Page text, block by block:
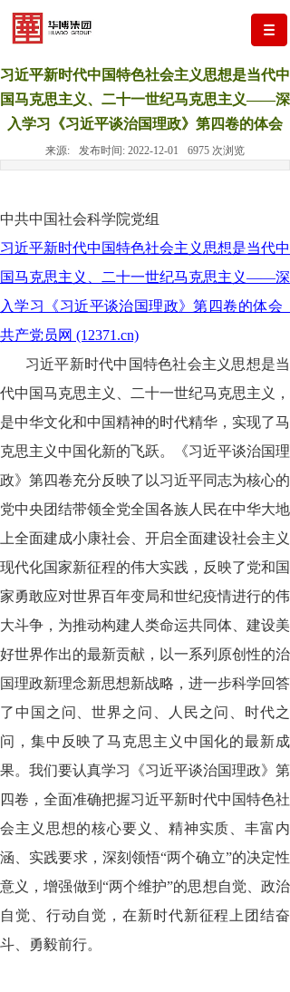
习近平新时代中国特色社会主义思想是当代中
国马克思主义、二十一世纪马克思主义——深
入学习《习近平谈治国理政》第四卷的体会
来源: 发布时间: 2022-12-01 6975 次浏览
中共中国社会科学院党组
习近平新时代中国特色社会主义思想是当代中
国马克思主义、二十一世纪马克思主义——深
入学习《习近平谈治国理政》第四卷的体会_
共产党员网 (12371.cn)
习近平新时代中国特色社会主义思想是当
代中国马克思主义、二十一世纪马克思主义，
是中华文化和中国精神的时代精华，实现了马
克思主义中国化新的飞跃。《习近平谈治国理
政》第四卷充分反映了以习近平同志为核心的
党中央团结带领全党全国各族人民在中华大地
上全面建成小康社会、开启全面建设社会主义
现代化国家新征程的伟大实践，反映了党和国
家勇敢应对世界百年变局和世纪疫情进行的伟
大斗争，为推动构建人类命运共同体、建设美
好世界作出的最新贡献，以一系列原创性的治
国理政新理念新思想新战略，进一步科学回答
了中国之问、世界之问、人民之问、时代之
问，集中反映了马克思主义中国化的最新成
果。我们要认真学习《习近平谈治国理政》第
四卷，全面准确把握习近平新时代中国特色社
会主义思想的核心要义、精神实质、丰富内
涵、实践要求，深刻领悟“两个确立”的决定性
意义，增强做到“两个维护”的思想自觉、政治
自觉、行动自觉，在新时代新征程上团结奋
斗、勇毅前行。